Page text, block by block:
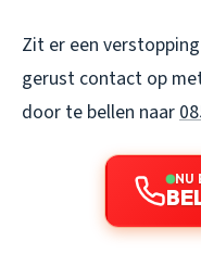
Zit er een
gerust contact op
door te bellen naar
NU